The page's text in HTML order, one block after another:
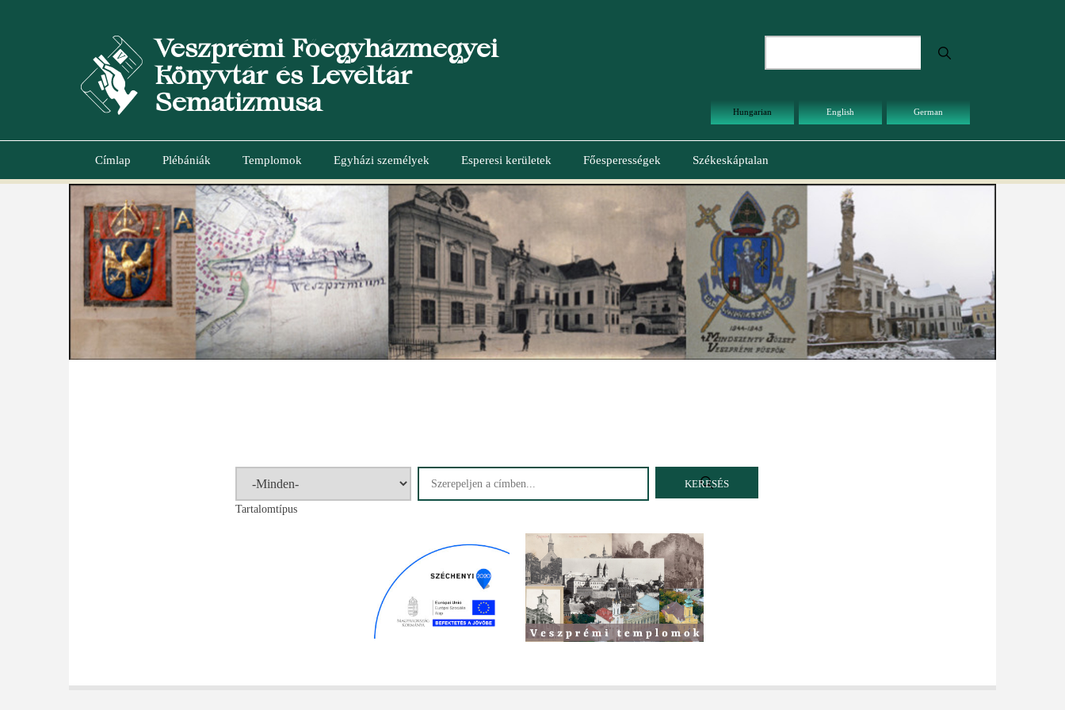
Veszprémi Főegyházmegyei
Könyvtár és Levéltár
Sematizmusa
Hungarian English German
Main
navigation
Címlap Plébániák Templomok Egyházi személyek Esperesi kerületek Főesperességek Székeskáptalan
Tartalomtípus